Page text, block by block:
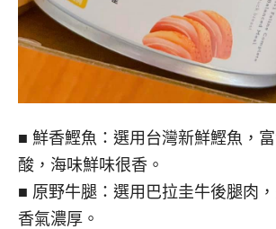
■ 鮮香鰹魚：選用台灣新鮮鰹魚，
酸，海味鮮味很香。
■ 原野牛腿：選用巴拉圭牛後腿肉
香氣濃厚。